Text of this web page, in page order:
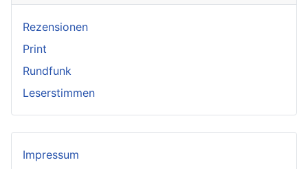
Rezensionen
Print
Rundfunk
Leserstimmen
Impressum